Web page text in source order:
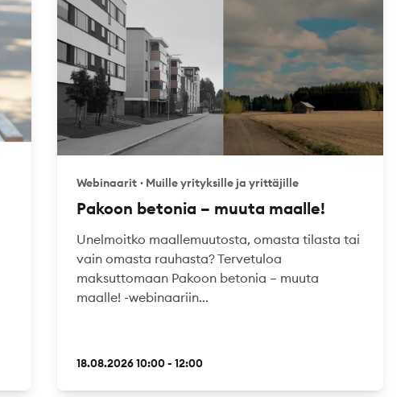
Webinaarit · Muille yrityksille ja yrittäjille
Pakoon betonia – muuta maalle!
Unelmoitko maallemuutosta, omasta tilasta tai
vain omasta rauhasta? Tervetuloa
maksuttomaan Pakoon betonia – muuta
maalle! -webinaariin...
18.08.2026 10:00 - 12:00